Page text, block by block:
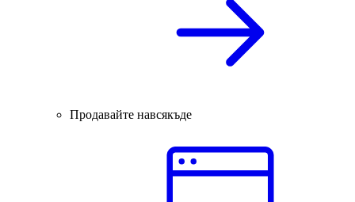
Продавайте навсякъде